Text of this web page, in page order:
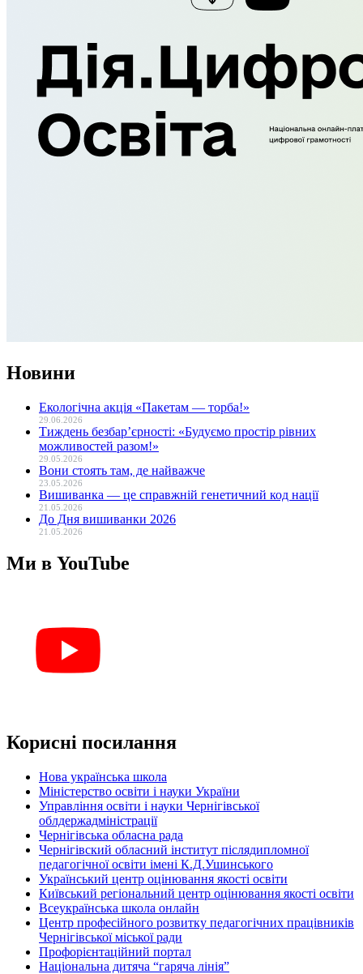
Новини
Екологічна акція «Пакетам — торба!»
29.06.2026
Тиждень безбар’єрності: «Будуємо простір рівних
можливостей разом!»
29.05.2026
Вони стоять там, де найважче
23.05.2026
Вишиванка — це справжній генетичний код нації
21.05.2026
До Дня вишиванки 2026
21.05.2026
Ми в YouTube
Корисні посилання
Нова українська школа
Міністерство освіти і науки України
Управління освіти і науки Чернігівської
облдержадміністрації
Чернігівська обласна рада
Чернігівский обласний інститут післядипломної
педагогічної освіти імені К.Д.Ушинського
Український центр оцінювання якості освіти
Київський регіональний центр оцінювання якості освіти
Всеукраїнська школа онлайн
Центр професійного розвитку педагогічних працівників
Чернігівської міської ради
Профорієнтаційний портал
Національна дитяча “гаряча лінія”